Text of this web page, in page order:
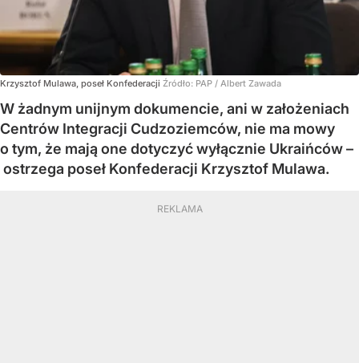
Krzysztof Mulawa, poseł Konfederacji Źródło: PAP / Albert Zawada
W żadnym unijnym dokumencie, ani w założeniach
Centrów Integracji Cudzoziemców, nie ma mowy
o tym, że mają one dotyczyć wyłącznie Ukraińców –
ostrzega poseł Konfederacji Krzysztof Mulawa.